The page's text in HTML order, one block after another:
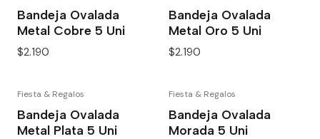
Bandeja Ovalada
Metal Cobre 5 Uni
$2.190
Bandeja Ovalada
Metal Oro 5 Uni
$2.190
Fiesta & Regalos
Bandeja Ovalada
Metal Plata 5 Uni
Fiesta & Regalos
Bandeja Ovalada
Morada 5 Uni